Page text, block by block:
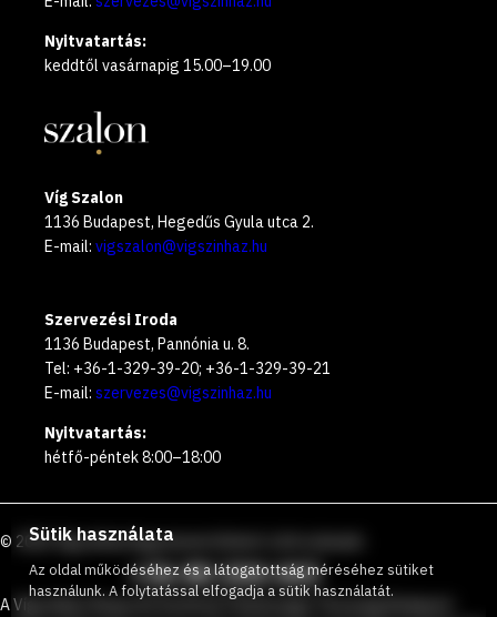
Nyitvatartás:
keddtől vasárnapig 15.00–19.00
Víg Szalon
1136 Budapest, Hegedűs Gyula utca 2.
E-mail: vigszalon@vigszinhaz.hu
Szervezési Iroda
1136 Budapest, Pannónia u. 8.
Tel: +36-1-329-39-20; +36-1-329-39-21
E-mail: szervezes@vigszinhaz.hu
Nyitvatartás:
hétfő-péntek 8:00–18:00
© 2026 VígszínházIngyenesen hívható zöld számunk
+36 80 204 443
A Vígszínház Nonprofit Korlátolt Felelősségű Társaság Budapest
Sütik használata
Az oldal működéséhez és a látogatottság méréséhez sütiket
használunk. A folytatással elfogadja a sütik használatát.